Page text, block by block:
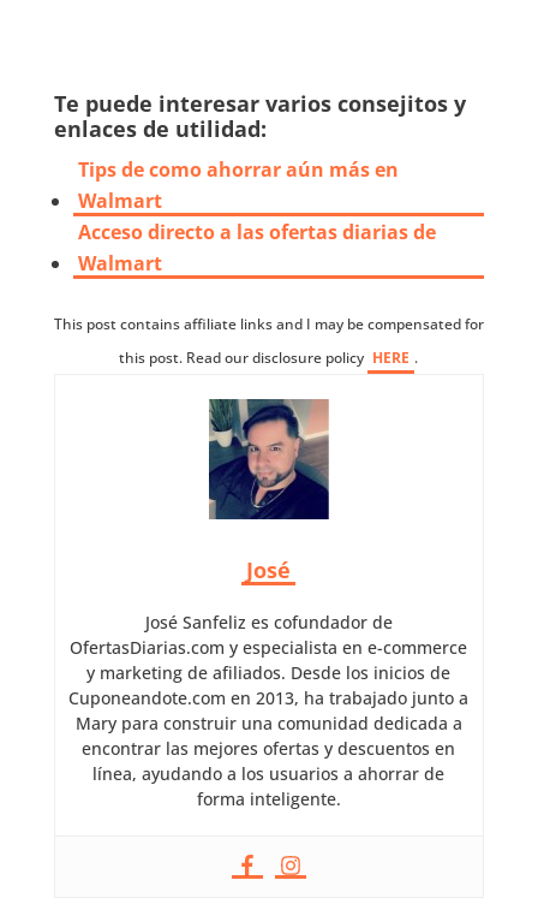
Te puede interesar varios consejitos y
enlaces de utilidad:
Tips de como ahorrar aún más en
Walmart
Acceso directo a las ofertas diarias de
Walmart
This post contains affiliate links and I may be compensated for
this post. Read our disclosure policy HERE .
José
José Sanfeliz es cofundador de
OfertasDiarias.com y especialista en e-commerce
y marketing de afiliados. Desde los inicios de
Cuponeandote.com en 2013, ha trabajado junto a
Mary para construir una comunidad dedicada a
encontrar las mejores ofertas y descuentos en
línea, ayudando a los usuarios a ahorrar de
forma inteligente.